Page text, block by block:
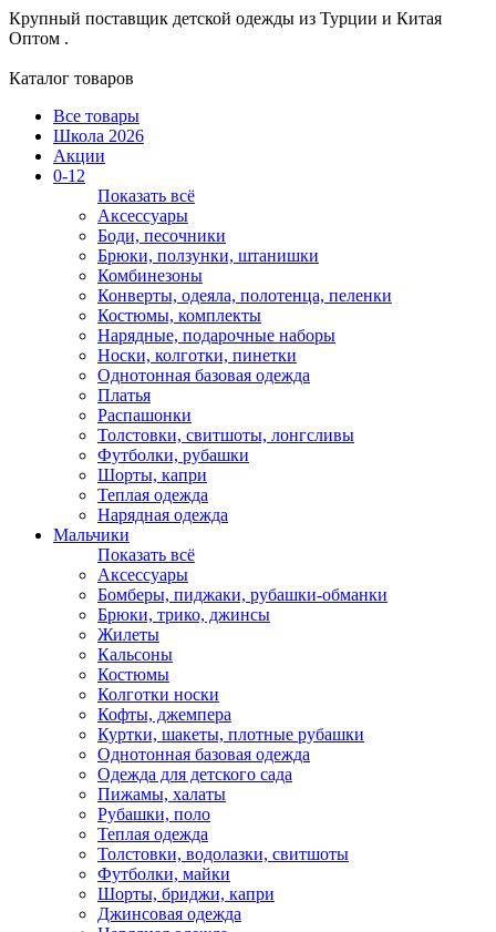
Крупный поставщик детской одежды из Турции и Китая
Оптом .
Каталог товаров
Все товары
Школа 2026
Акции
0-12
Показать всё
Аксессуары
Боди, песочники
Брюки, ползунки, штанишки
Комбинезоны
Конверты, одеяла, полотенца, пеленки
Костюмы, комплекты
Нарядные, подарочные наборы
Носки, колготки, пинетки
Однотонная базовая одежда
Платья
Распашонки
Толстовки, свитшоты, лонгсливы
Футболки, рубашки
Шорты, капри
Теплая одежда
Нарядная одежда
Мальчики
Показать всё
Аксессуары
Бомберы, пиджаки, рубашки-обманки
Брюки, трико, джинсы
Жилеты
Кальсоны
Костюмы
Колготки носки
Кофты, джемпера
Куртки, шакеты, плотные рубашки
Однотонная базовая одежда
Одежда для детского сада
Пижамы, халаты
Рубашки, поло
Теплая одежда
Толстовки, водолазки, свитшоты
Футболки, майки
Шорты, бриджи, капри
Джинсовая одежда